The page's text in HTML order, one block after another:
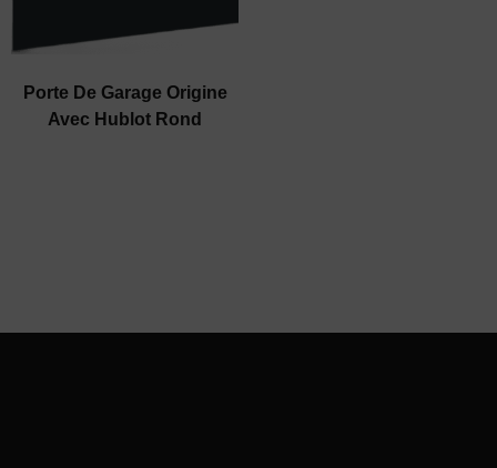
Porte De Garage Origine
Avec Hublot Rond